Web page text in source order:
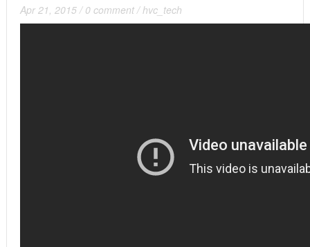
Apr 21, 2015 / 0 comment /hvc_tech